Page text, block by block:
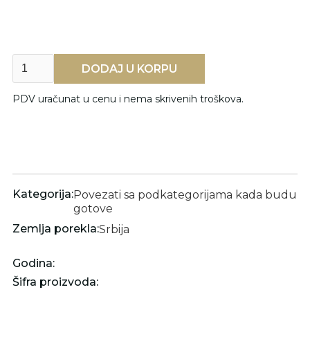
PDV uračunat u cenu i nema skrivenih troškova.
Kategorija:Povezati sa podkategorijama kada budu
gotove
Zemlja porekla:Srbija
Godina:
Šifra proizvoda: